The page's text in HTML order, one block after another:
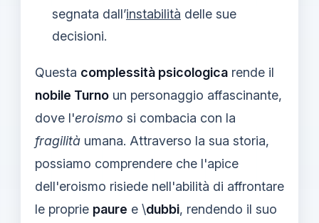
segnata dall’instabilità delle sue
decisioni.
Questa complessità psicologica rende il
nobile Turno un personaggio affascinante,
dove l'eroismo si combacia con la
fragilità umana. Attraverso la sua storia,
possiamo comprendere che l'apice
dell'eroismo risiede nell'abilità di affrontare
le proprie paure e \dubbi, rendendo il suo